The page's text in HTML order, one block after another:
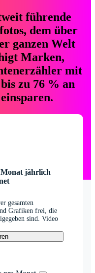
führende
dem über
ganzen Welt
Marken,
mit
zu 76 % an
jährlich
gesamten
Grafiken frei, die
sind. Video